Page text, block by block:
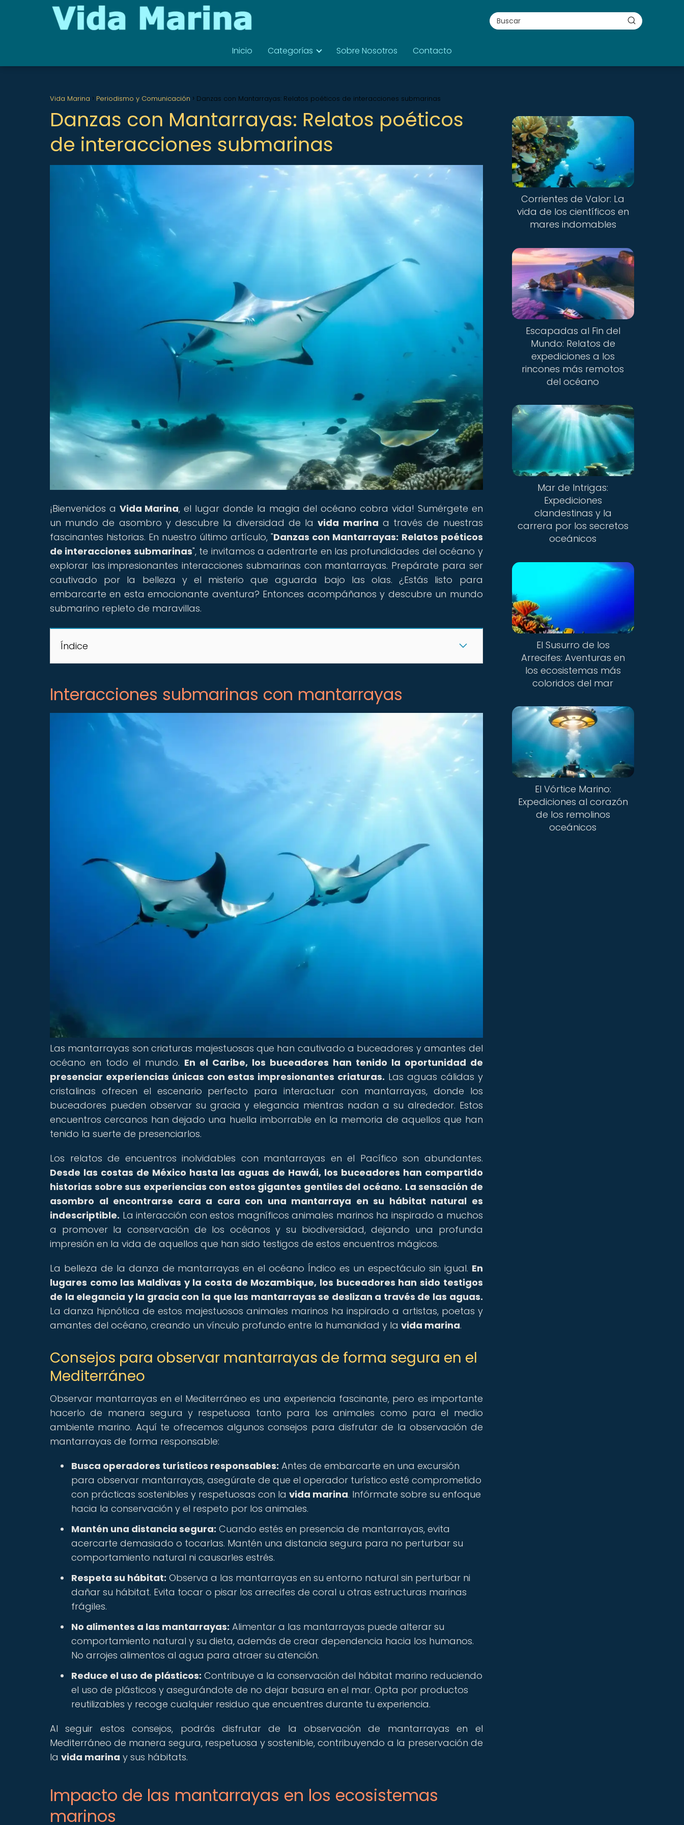
Inicio Categorías Sobre Nosotros Contacto
Vida Marina Periodismo y Comunicación Danzas con Mantarrayas: Relatos poéticos de interacciones submarinas
Danzas con Mantarrayas: Relatos poéticos
de interacciones submarinas
¡Bienvenidos a Vida Marina, el lugar donde la magia del océano cobra vida! Sumérgete en
un mundo de asombro y descubre la diversidad de lavida marina a través de nuestras
fascinantes historias. En nuestro último artículo, "Danzas con Mantarrayas: Relatos poéticos
de interacciones submarinas", te invitamos a adentrarte en las profundidades del océano y
explorar las impresionantes interacciones submarinas con mantarrayas. Prepárate para ser
cautivado por la belleza y el misterio que aguarda bajo las olas. ¿Estás listo para
embarcarte en esta emocionante aventura? Entonces acompáñanos y descubre un mundo
submarino repleto de maravillas.
Índice
Interacciones submarinas con mantarrayas
Las mantarrayas son criaturas majestuosas que han cautivado a buceadores y amantes del
océano en todo el mundo. En el Caribe, los buceadores han tenido la oportunidad de
presenciar experiencias únicas con estas impresionantes criaturas. Las aguas cálidas y
cristalinas ofrecen el escenario perfecto para interactuar con mantarrayas, donde los
buceadores pueden observar su gracia y elegancia mientras nadan a su alrededor. Estos
encuentros cercanos han dejado una huella imborrable en la memoria de aquellos que han
tenido la suerte de presenciarlos.
Los relatos de encuentros inolvidables con mantarrayas en el Pacífico son abundantes.
Desde las costas de México hasta las aguas de Hawái, los buceadores han compartido
historias sobre sus experiencias con estos gigantes gentiles del océano. La sensación de
asombro al encontrarse cara a cara con una mantarraya en su hábitat natural es
indescriptible. La interacción con estos magníficos animales marinos ha inspirado a muchos
a promover la conservación de los océanos y su biodiversidad, dejando una profunda
impresión en la vida de aquellos que han sido testigos de estos encuentros mágicos.
La belleza de la danza de mantarrayas en el océano Índico es un espectáculo sin igual. En
lugares como las Maldivas y la costa de Mozambique, los buceadores han sido testigos
de la elegancia y la gracia con la que las mantarrayas se deslizan a través de las aguas.
La danza hipnótica de estos majestuosos animales marinos ha inspirado a artistas, poetas y
amantes del océano, creando un vínculo profundo entre la humanidad y la vida marina.
Consejos para observar mantarrayas de forma segura en el
Mediterráneo
Observar mantarrayas en el Mediterráneo es una experiencia fascinante, pero es importante
hacerlo de manera segura y respetuosa tanto para los animales como para el medio
ambiente marino. Aquí te ofrecemos algunos consejos para disfrutar de la observación de
mantarrayas de forma responsable:
Busca operadores turísticos responsables: Antes de embarcarte en una excursión
para observar mantarrayas, asegúrate de que el operador turístico esté comprometido
con prácticas sostenibles y respetuosas con la vida marina. Infórmate sobre su enfoque
hacia la conservación y el respeto por los animales.
Mantén una distancia segura: Cuando estés en presencia de mantarrayas, evita
acercarte demasiado o tocarlas. Mantén una distancia segura para no perturbar su
comportamiento natural ni causarles estrés.
Respeta su hábitat: Observa a las mantarrayas en su entorno natural sin perturbar ni
dañar su hábitat. Evita tocar o pisar los arrecifes de coral u otras estructuras marinas
frágiles.
No alimentes a las mantarrayas: Alimentar a las mantarrayas puede alterar su
comportamiento natural y su dieta, además de crear dependencia hacia los humanos.
No arrojes alimentos al agua para atraer su atención.
Reduce el uso de plásticos: Contribuye a la conservación del hábitat marino reduciendo
el uso de plásticos y asegurándote de no dejar basura en el mar. Opta por productos
reutilizables y recoge cualquier residuo que encuentres durante tu experiencia.
Al seguir estos consejos, podrás disfrutar de la observación de mantarrayas en el
Mediterráneo de manera segura, respetuosa y sostenible, contribuyendo a la preservación de
la vida marina y sus hábitats.
Impacto de las mantarrayas en los ecosistemas
marinos
Corrientes de Valor: La
vida de los científicos en
mares indomables
Escapadas al Fin del
Mundo: Relatos de
expediciones a los
rincones más remotos
del océano
Mar de Intrigas:
Expediciones
clandestinas y la
carrera por los secretos
oceánicos
El Susurro de los
Arrecifes: Aventuras en
los ecosistemas más
coloridos del mar
El Vórtice Marino:
Expediciones al corazón
de los remolinos
oceánicos